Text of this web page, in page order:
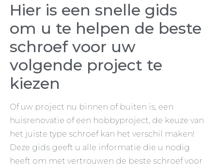
Hier is een snelle gids
om u te helpen de beste
schroef voor uw
volgende project te
kiezen
Of uw project nu binnen of buiten is, een
huisrenovatie of een hobbyproject, de keuze van
het juiste type schroef kan het verschil maken!
Deze gids geeft u alle informatie die u nodig
heeft om met vertrouwen de beste schroef voor